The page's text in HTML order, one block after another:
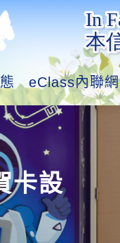
eClass內聯網
卡設